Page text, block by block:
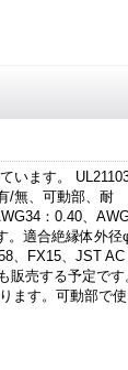
います。
/無、可動部、耐
：0.40、
。適合絶縁体外径
、FX15、JST AC
売する予定です
ます。可動部で使